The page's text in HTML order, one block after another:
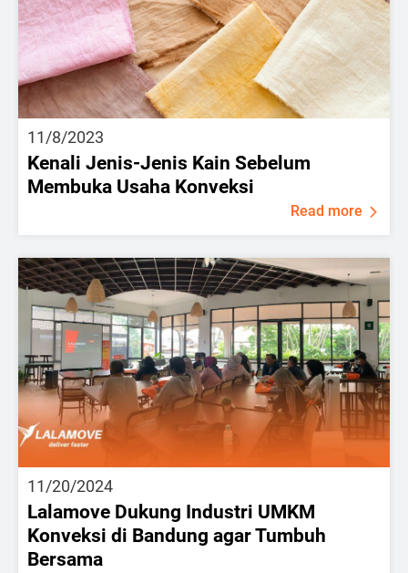
11/8/2023
Kenali Jenis-Jenis Kain Sebelum
Membuka Usaha Konveksi
Read more
11/20/2024
Lalamove Dukung Industri UMKM
Konveksi di Bandung agar Tumbuh
Bersama